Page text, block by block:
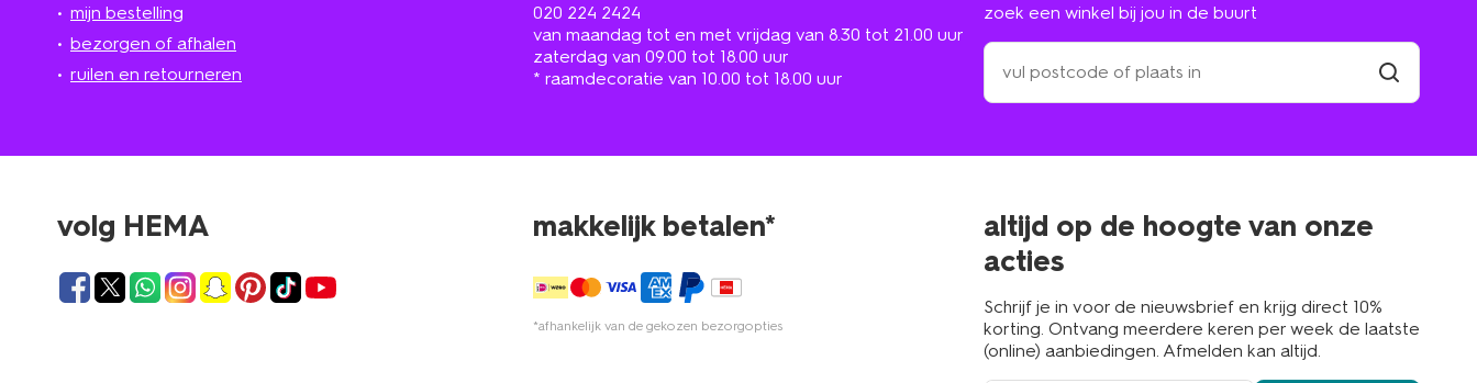
mijn bestelling
bezorgen of afhalen
ruilen en retourneren
020 224 2424
van maandag tot en met vrijdag van 8.30 tot 21.00 uur
zaterdag van 09.00 tot 18.00 uur
* raamdecoratie van 10.00 tot 18.00 uur
zoek een winkel bij jou in de buurt
zoek
een
winkel
in
volg HEMA makkelijk betalen*
*afhankelijk van de gekozen bezorgopties
altijd op de hoogte van onze
acties
Schrijf je in voor de nieuwsbrief en krijg direct 10%
korting. Ontvang meerdere keren per week de laatste
(online) aanbiedingen. Afmelden kan altijd.